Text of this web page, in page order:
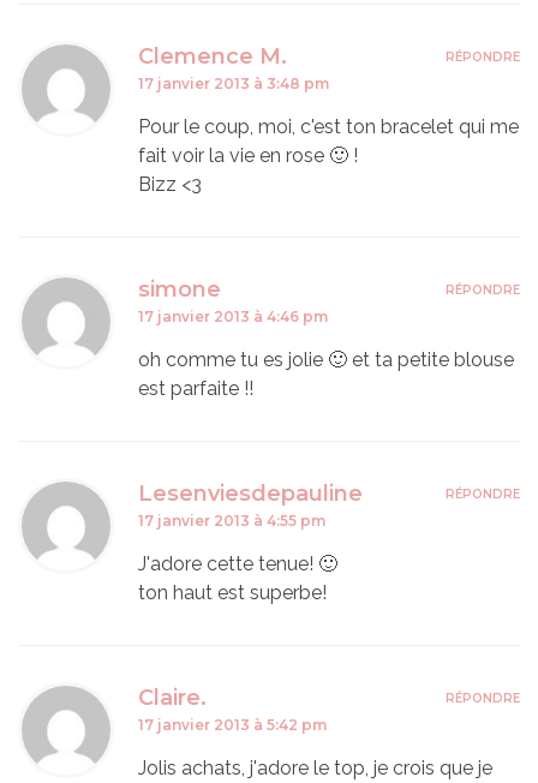
Clemence M.
17 janvier 2013 à 3:48 pm
Pour le coup, moi, c'est ton bracelet qui me
fait voir la vie en rose 🙂 !
Bizz <3
RÉPONDRE
simone
17 janvier 2013 à 4:46 pm
oh comme tu es jolie 🙂 et ta petite blouse
est parfaite !!
RÉPONDRE
Lesenviesdepauline
17 janvier 2013 à 4:55 pm
J'adore cette tenue! 🙂
ton haut est superbe!
RÉPONDRE
Claire.
17 janvier 2013 à 5:42 pm
Jolis achats, j'adore le top, je crois que je
RÉPONDRE